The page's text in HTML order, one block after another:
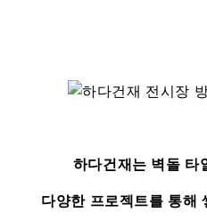
하다건재는 벽돌 타
다양한 프로젝트를 통해